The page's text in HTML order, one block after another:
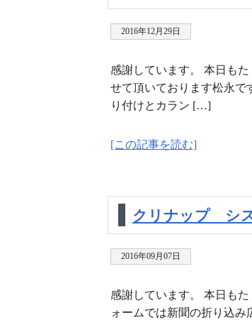
2016年12月29日
感謝しています。 本日も
せて頂いております松永で
り付けとカラン […]
[この記事を読む]
クリナップ シ
2016年09月07日
感謝しています。 本日も
ォームでは新聞の折り込